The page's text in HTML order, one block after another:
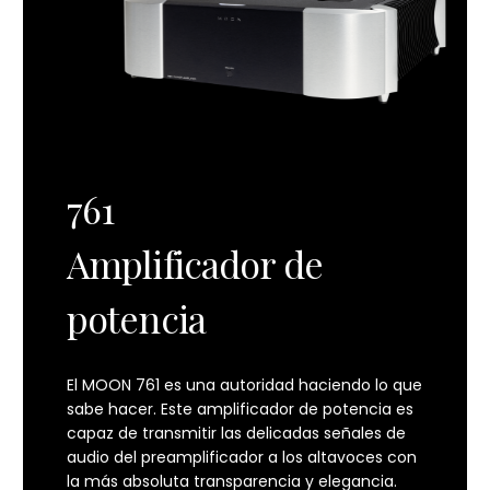
2 Hz – 200 kHz (+0 dB / –3 dB)
Rango dinámico (entrada digital, salida fija)
125 dB
Distorsión Armónica Total + Ruido
0.0004%
Distorsión por intermodulación
0.0003%
Consumo de potencia (modo inactivo)
761
Amplificador de
potencia
El MOON 761 es una autoridad haciendo lo que
sabe hacer. Este amplificador de potencia es
capaz de transmitir las delicadas señales de
audio del preamplificador a los altavoces con
la más absoluta transparencia y elegancia.